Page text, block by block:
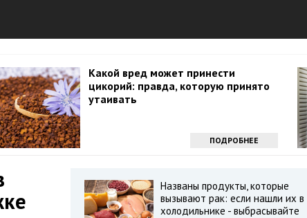
Какой вред может принести
цикорий: правда, которую принято
утаивать
ПОДРОБНЕЕ
Названы продукты, которые
вызывают рак: если нашли их в
холодильнике - выбрасывайте